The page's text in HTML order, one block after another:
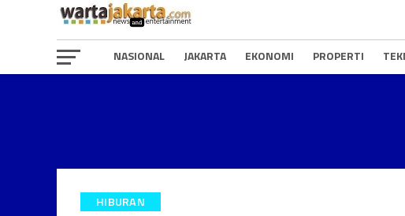
NASIONAL JAKARTA EKONOMI PROPERTI
HIBURAN